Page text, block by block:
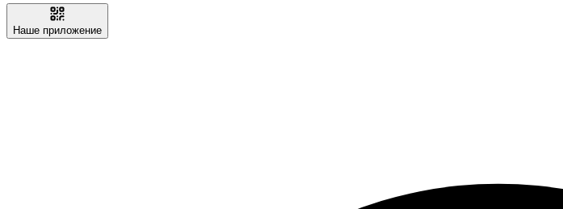
Наше приложение